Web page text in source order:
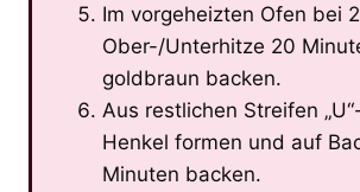
Im vorgeheizten Ofen bei
Ober-/Unterhitze 20
goldbraun backen.
Aus restlichen Streifen
Henkel formen und auf
Minuten backen.